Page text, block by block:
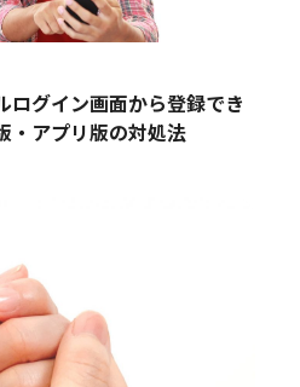
ログイン画面から登録でき
・アプリ版の対処法